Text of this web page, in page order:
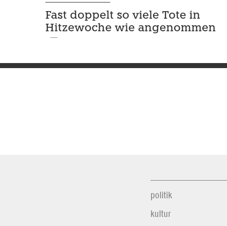
Fast doppelt so viele Tote in
Hitzewoche wie angenommen
politik
kultur